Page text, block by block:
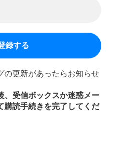
の更新があったらお知らせ
、受信ボックスか迷惑メー
購読手続きを完了してくだ